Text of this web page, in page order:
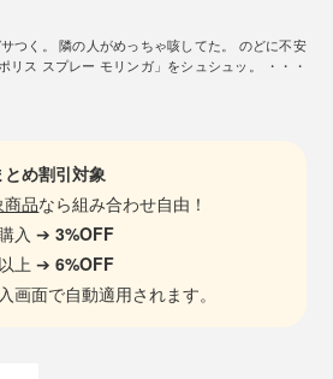
つく。 隣の人がめっちゃ咳してた。 のどに不安
リス スプレー モリンガ」をシュシュッ。 ・・・
とめ割引対象
商品なら組み合わせ自由！
入 ➔3%OFF
上 ➔6%OFF
画面で自動適用されます。